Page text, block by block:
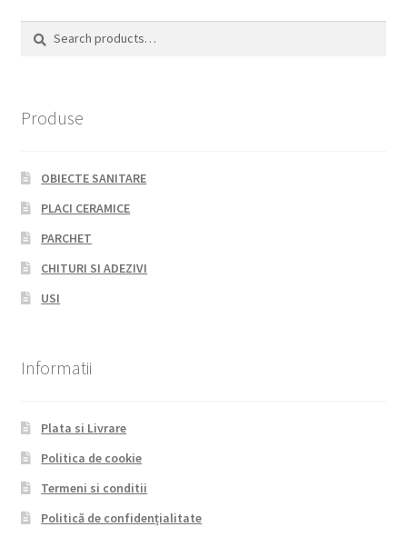
Search
Search
Produse
OBIECTE SANITARE
PLACI CERAMICE
PARCHET
CHITURI SI ADEZIVI
USI
Informatii
Plata si Livrare
Politica de cookie
Termeni si conditii
Politică de confidențialitate